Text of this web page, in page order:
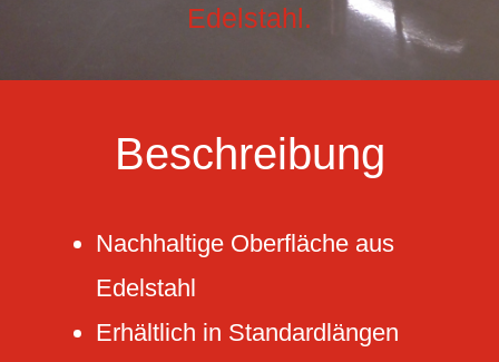
Edelstahl.
Beschreibung
Nachhaltige Oberfläche aus
Edelstahl
Erhältlich in Standardlängen